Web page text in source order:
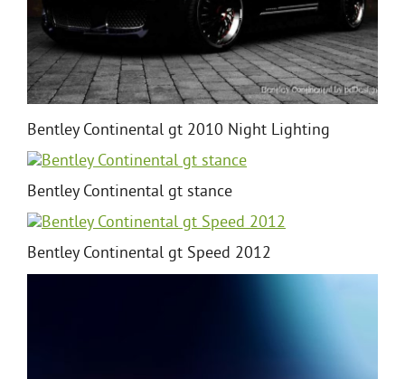
Bentley Continental gt 2010 Night Lighting
Bentley Continental gt stance
Bentley Continental gt Speed 2012